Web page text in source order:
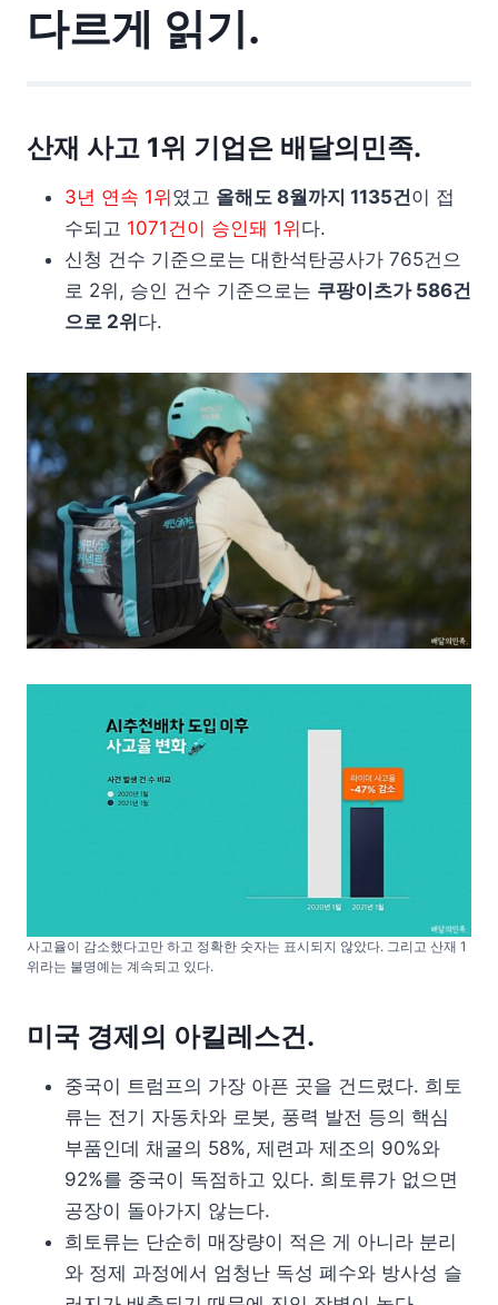
다르게 읽기.
산재 사고 1위 기업은 배달의민족.
3년 연속 1위였고 올해도 8월까지 1135건이 접
수되고 1071건이 승인돼 1위다.
신청 건수 기준으로는 대한석탄공사가 765건으
로 2위, 승인 건수 기준으로는 쿠팡이츠가 586건
으로 2위다.
사고율이 감소했다고만 하고 정확한 숫자는 표시되지 않았다. 그리고 산재 1
위라는 불명예는 계속되고 있다.
미국 경제의 아킬레스건.
중국이 트럼프의 가장 아픈 곳을 건드렸다. 희토
류는 전기 자동차와 로봇, 풍력 발전 등의 핵심
부품인데 채굴의 58%, 제련과 제조의 90%와
92%를 중국이 독점하고 있다. 희토류가 없으면
공장이 돌아가지 않는다.
희토류는 단순히 매장량이 적은 게 아니라 분리
와 정제 과정에서 엄청난 독성 폐수와 방사성 슬